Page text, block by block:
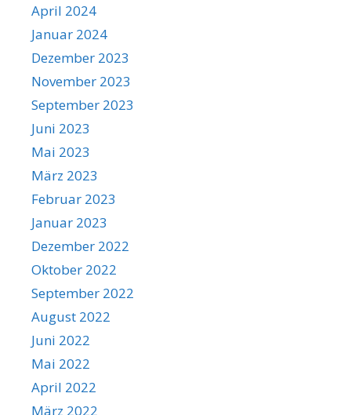
April 2024
Januar 2024
Dezember 2023
November 2023
September 2023
Juni 2023
Mai 2023
März 2023
Februar 2023
Januar 2023
Dezember 2022
Oktober 2022
September 2022
August 2022
Juni 2022
Mai 2022
April 2022
März 2022